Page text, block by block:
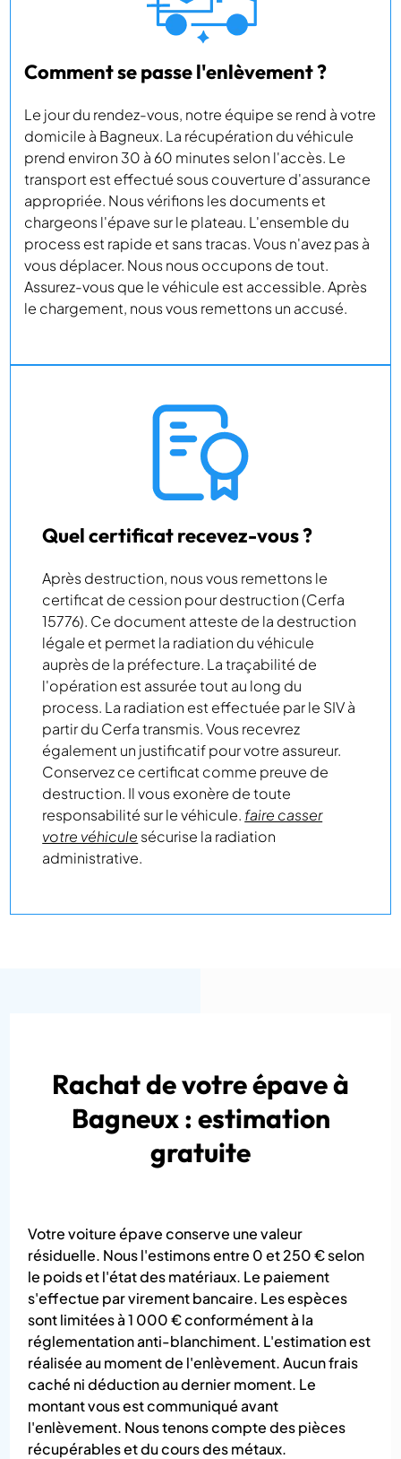
Comment se passe l'enlèvement ?
Le jour du rendez-vous, notre équipe se rend à votre
domicile à Bagneux. La récupération du véhicule
prend environ 30 à 60 minutes selon l'accès. Le
transport est effectué sous couverture d'assurance
appropriée. Nous vérifions les documents et
chargeons l'épave sur le plateau. L'ensemble du
process est rapide et sans tracas. Vous n'avez pas à
vous déplacer. Nous nous occupons de tout.
Assurez-vous que le véhicule est accessible. Après
le chargement, nous vous remettons un accusé.
Quel certificat recevez-vous ?
Après destruction, nous vous remettons le
certificat de cession pour destruction (Cerfa
15776). Ce document atteste de la destruction
légale et permet la radiation du véhicule
auprès de la préfecture. La traçabilité de
l'opération est assurée tout au long du
process. La radiation est effectuée par le SIV à
partir du Cerfa transmis. Vous recevrez
également un justificatif pour votre assureur.
Conservez ce certificat comme preuve de
destruction. Il vous exonère de toute
responsabilité sur le véhicule. faire casser
votre véhicule sécurise la radiation
administrative.
Rachat de votre épave à
Bagneux : estimation
gratuite
Votre voiture épave conserve une valeur
résiduelle. Nous l'estimons entre 0 et 250 € selon
le poids et l'état des matériaux. Le paiement
s'effectue par virement bancaire. Les espèces
sont limitées à 1 000 € conformément à la
réglementation anti-blanchiment. L'estimation est
réalisée au moment de l'enlèvement. Aucun frais
caché ni déduction au dernier moment. Le
montant vous est communiqué avant
l'enlèvement. Nous tenons compte des pièces
récupérables et du cours des métaux.